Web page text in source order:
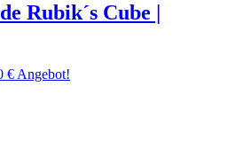
Rubik´s Cube |
€Aktueller
Angebot!